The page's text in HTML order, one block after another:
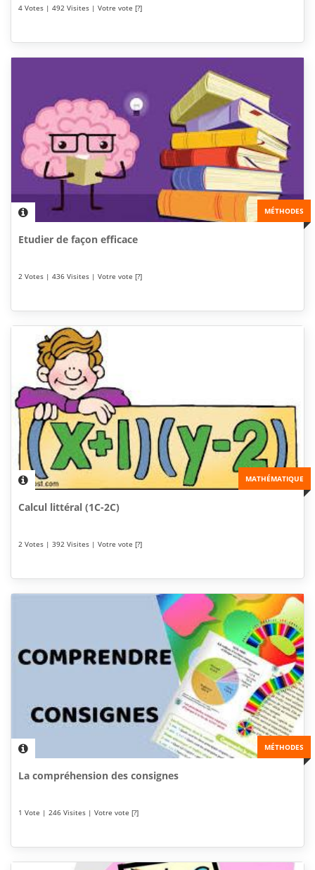
4 Votes | 492 Visites | Votre vote [?]
MÉTHODES
Etudier de façon efficace
2 Votes | 436 Visites | Votre vote [?]
MATHÉMATIQUE
Calcul littéral (1C-2C)
2 Votes | 392 Visites | Votre vote [?]
MÉTHODES
La compréhension des consignes
1 Vote | 246 Visites | Votre vote [?]